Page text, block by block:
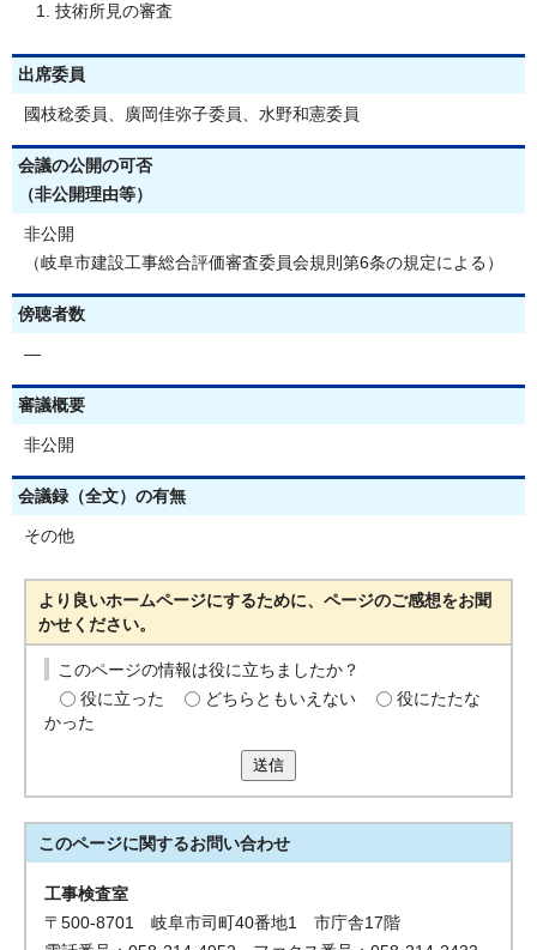
技術所見の審査
出席委員
國枝稔委員、廣岡佳弥子委員、水野和憲委員
会議の公開の可否
（非公開理由等）
非公開
（岐阜市建設工事総合評価審査委員会規則第6条の規定による）
傍聴者数
―
審議概要
非公開
会議録（全文）の有無
その他
より良いホームページにするために、ページのご感想をお聞
かせください。
このページの情報は役に立ちましたか？
役に立った
どちらともいえない
役にたたな
かった
送信
このページに関するお問い合わせ
工事検査室
〒500-8701 岐阜市司町40番地1 市庁舎17階